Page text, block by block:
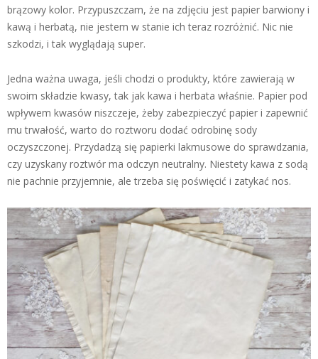
brązowy kolor. Przypuszczam, że na zdjęciu jest papier barwiony i
kawą i herbatą, nie jestem w stanie ich teraz rozróżnić. Nic nie
szkodzi, i tak wyglądają super.
Jedna ważna uwaga, jeśli chodzi o produkty, które zawierają w
swoim składzie kwasy, tak jak kawa i herbata właśnie. Papier pod
wpływem kwasów niszczeje, żeby zabezpieczyć papier i zapewnić
mu trwałość, warto do roztworu dodać odrobinę sody
oczyszczonej. Przydadzą się papierki lakmusowe do sprawdzania,
czy uzyskany roztwór ma odczyn neutralny. Niestety kawa z sodą
nie pachnie przyjemnie, ale trzeba się poświęcić i zatykać nos.